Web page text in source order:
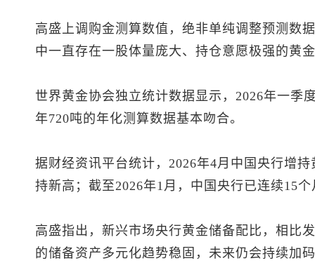
高盛上调购金测算数值，绝非单纯调整预测数
中一直存在一股体量庞大、持仓意愿极强的黄
世界黄金协会独立统计数据显示，2026年一季
年720吨的年化测算数据基本吻合。
据财经资讯平台统计，2026年4月中国央行增
持新高；截至2026年1月，中国央行已连续15
高盛指出，新兴市场央行黄金储备配比，相比
的储备资产多元化趋势稳固，未来仍会持续加